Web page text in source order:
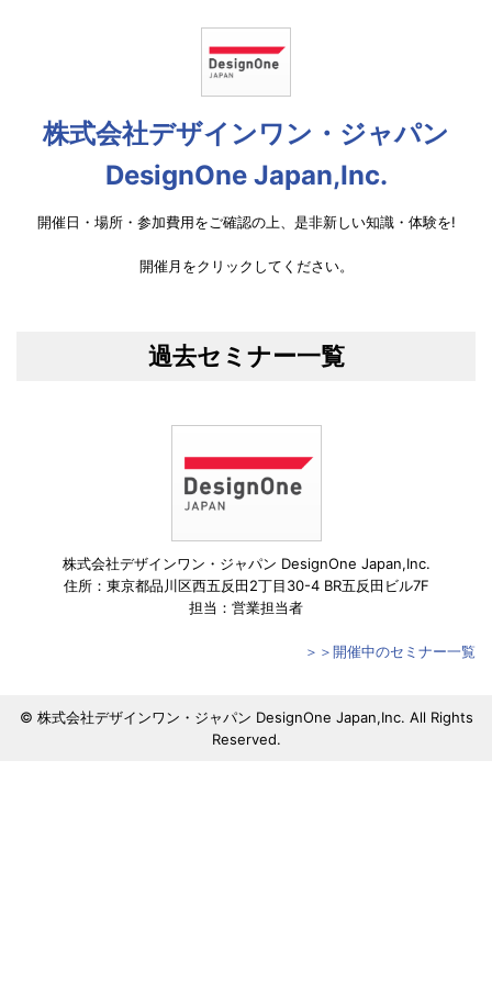
株式会社デザインワン・ジャパン
DesignOne Japan,Inc.
開催日・場所・参加費用をご確認の上、是非新しい知識・体験を!
開催月をクリックしてください。
過去セミナー一覧
株式会社デザインワン・ジャパン DesignOne Japan,Inc.
住所：東京都品川区西五反田2丁目30-4 BR五反田ビル7F
担当：営業担当者
＞＞開催中のセミナー一覧
© 株式会社デザインワン・ジャパン DesignOne Japan,Inc. All Rights
Reserved.